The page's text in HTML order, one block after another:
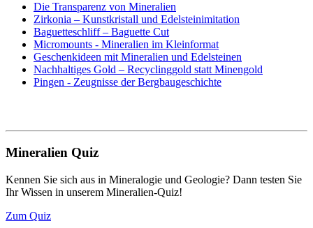
Die Transparenz von Mineralien
Zirkonia – Kunstkristall und Edelsteinimitation
Baguetteschliff – Baguette Cut
Micromounts - Mineralien im Kleinformat
Geschenkideen mit Mineralien und Edelsteinen
Nachhaltiges Gold – Recyclinggold statt Minengold
Pingen - Zeugnisse der Bergbaugeschichte
Mineralien Quiz
Kennen Sie sich aus in Mineralogie und Geologie? Dann testen Sie
Ihr Wissen in unserem Mineralien-Quiz!
Zum Quiz